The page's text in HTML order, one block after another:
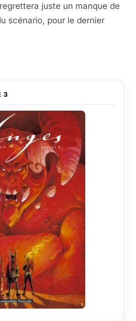
juste un manque de
scénario, pour le dernier
3